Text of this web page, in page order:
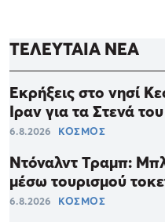
ΤΕΛΕΥΤΑΙΑ ΝΕΑ
Εκρήξεις στο νησί
Ιραν για τα Στενά
6.8.2026 ΚΟΣΜΟΣ
Ντόναλντ Τραμπ:
μέσω τουρισμού
6.8.2026 ΚΟΣΜΟΣ